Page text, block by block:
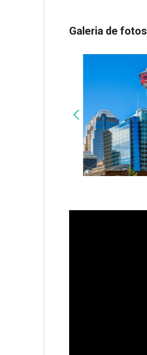
Galeria de fotos